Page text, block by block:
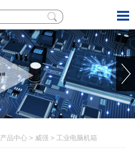
产品中心 > 威强 > 工业电脑机箱